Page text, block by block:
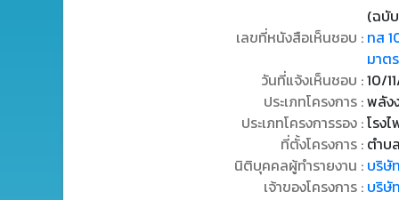
(ฉบั
เลขที่หนังสือเห็นชอบ : ทส
มาต
วันที่แจ้งเห็นชอบ :10/
ประเภทโครงการ :พลัง
ประเภทโครงการรอง :โรง
ที่ตั้งโครงการ : ตำบ
นิติบุคคลผู้ทำรายงาน : บริษั
เจ้าของโครงการ : บริษั